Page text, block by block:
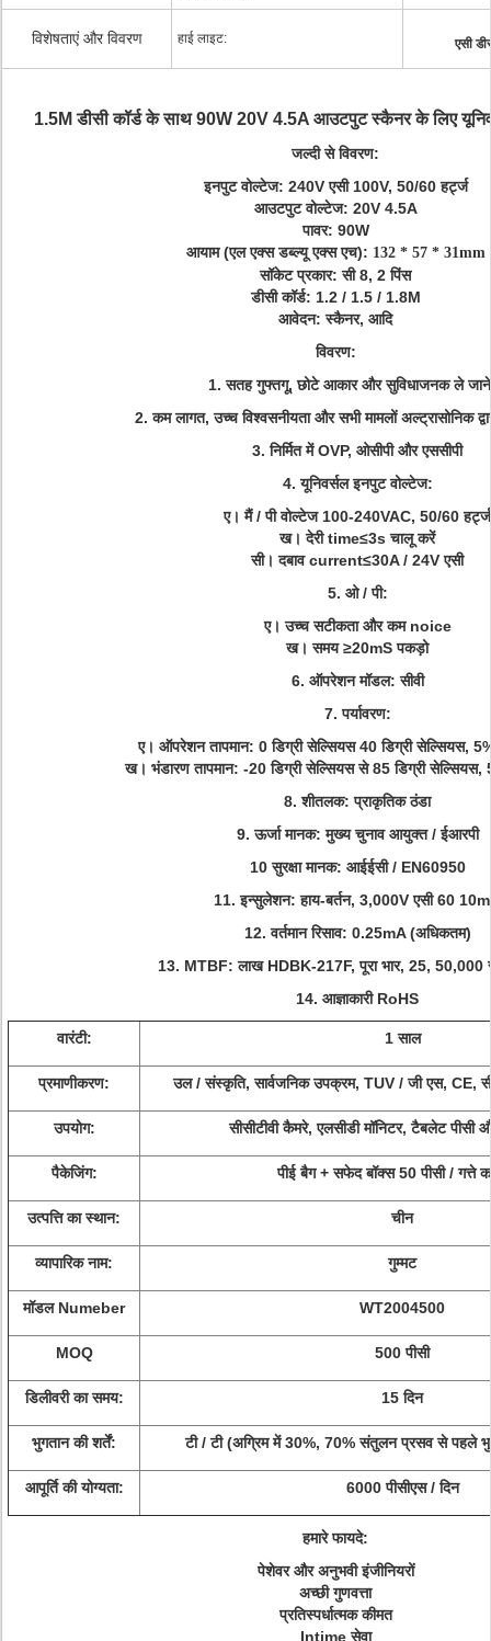
विशेषताएं और विवरण हाई लाइट: एसी
1.5M डीसी कॉर्ड के साथ 90W 20V 4.5A आउटपुट स्कैनर के लिए
जल्दी से विवरण:
इनपुट वोल्टेज: 240V एसी 100V, 50/60 हर्ट्ज
आउटपुट वोल्टेज: 20V 4.5A
पावर: 90W
आयाम (एल एक्स डब्ल्यू एक्स एच): 132 * 57 * 31mm
सॉकेट प्रकार: सी 8, 2 पिंस
डीसी कॉर्ड: 1.2 / 1.5 / 1.8M
आवेदन: स्कैनर, आदि
विवरण:
1. सतह गुफ्तगू, छोटे आकार और सुविधाजनक ले
2. कम लागत, उच्च विश्वसनीयता और सभी मामलों अल्ट्रासोनिक
3. निर्मित में OVP, ओसीपी और एससीपी
4. यूनिवर्सल इनपुट वोल्टेज:
ए। मैं / पी वोल्टेज 100-240VAC, 50/60 हर्ट्ज
ख। देरी time≤3s चालू करें
सी। दबाव current≤30A / 24V एसी
5. ओ / पी:
ए। उच्च सटीकता और कम noice
ख। समय ≥20mS पकड़ो
6. ऑपरेशन मॉडल: सीवी
7. पर्यावरण:
ए। ऑपरेशन तापमान: 0 डिग्री सेल्सियस 40 डिग्री सेल्सियस,
ख। भंडारण तापमान: -20 डिग्री सेल्सियस से 85 डिग्री
8. शीतलक: प्राकृतिक ठंडा
9. ऊर्जा मानक: मुख्य चुनाव आयुक्त / ईआरपी
10 सुरक्षा मानक: आईईसी / EN60950
11. इन्सुलेशन: हाय-बर्तन, 3,000V एसी 60
12. वर्तमान रिसाव: 0.25mA (अधिकतम)
13. MTBF: लाख HDBK-217F, पूरा भार, 25, 50,000
14. आज्ञाकारी RoHS
वारंटी: 1 साल
प्रमाणीकरण: उल / संस्कृति, सार्वजनिक उपक्रम, TUV / जी एस, CE,
उपयोग: सीसीटीवी कैमरे, एलसीडी मॉनिटर, टैबलेट पीसी
पैकेजिंग: पीई बैग + सफेद बॉक्स 50 पीसी / गत्ते का
उत्पत्ति का स्थान: चीन
व्यापारिक नाम: गुम्मट
मॉडल Numeber WT2004500
MOQ 500 पीसी
डिलीवरी का समय: 15 दिन
भुगतान की शर्तें: टी / टी (अग्रिम में 30%, 70% संतुलन प्रसव से पहले
आपूर्ति की योग्यता: 6000 पीसीएस / दिन
हमारे फायदे:
पेशेवर और अनुभवी इंजीनियरों
अच्छी गुणवत्ता
प्रतिस्पर्धात्मक कीमत
Intime सेवा